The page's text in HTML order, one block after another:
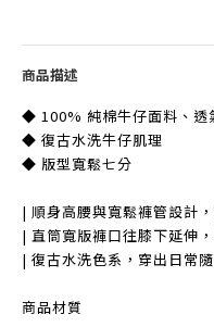
商品描述
◆ 100% 純棉牛仔面料、透
◆ 復古水洗牛仔肌理
◆ 版型寬鬆七分
| 順身高腰與寬鬆褲管設計
| 直筒寬版褲口往膝下延伸
| 復古水洗色系，穿出日常
商品材質